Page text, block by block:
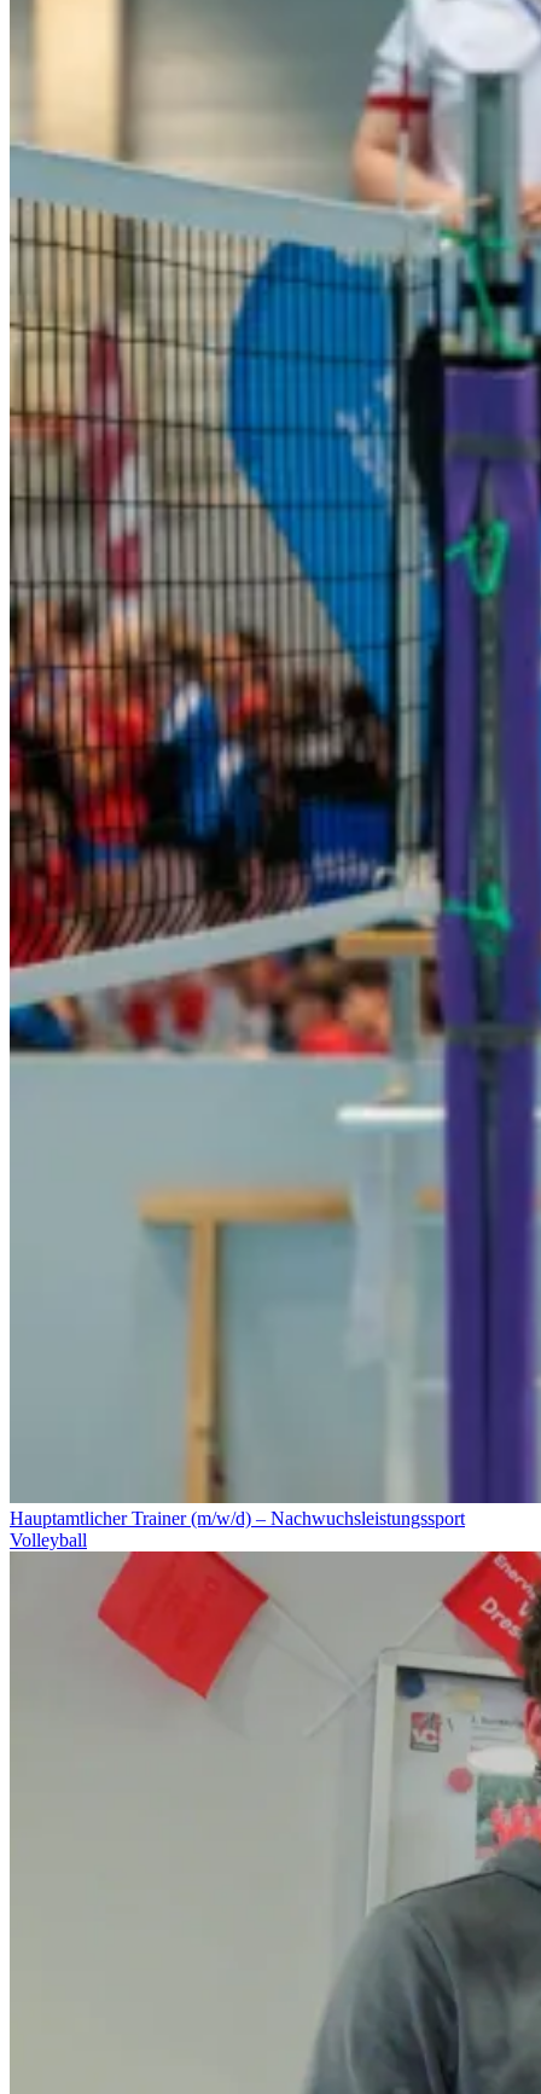
Hauptamtlicher Trainer (m/w/d) – Nachwuchsleistungssport
Volleyball